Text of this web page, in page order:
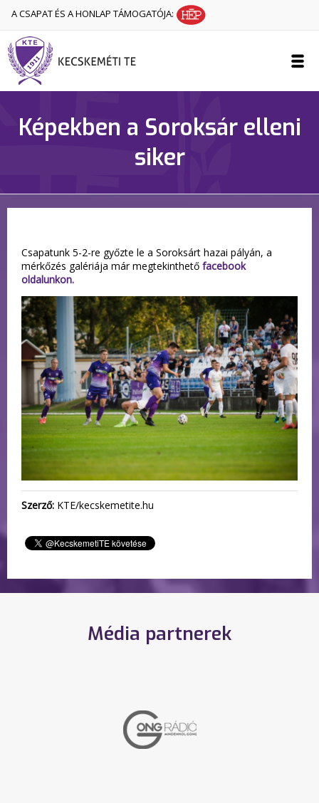
A CSAPAT ÉS A HONLAP TÁMOGATÓJA:
Képekben a Soroksár elleni
siker
Csapatunk 5-2-re győzte le a Soroksárt hazai pályán, a
mérkőzés galériája már megtekinthető facebook
oldalunkon.
Szerző: KTE/kecskemetite.hu
Média partnerek